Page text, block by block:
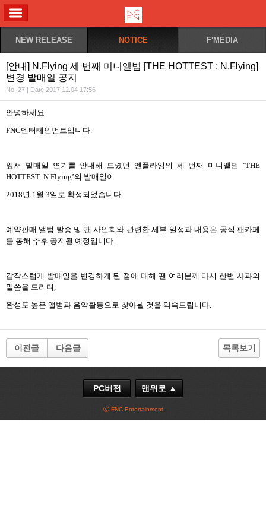
NEW RELEASE NOTICE F'MEDIA
[안내] N.Flying 세 번째 미니앨범 [THE HOTTEST : N.Flying]
변경 발매일 공지
No. 27 | Date 2017.12.04 17:56
안녕하세요
FNC엔터테인먼트입니다
앞서 발매일 연기를 안내해 드렸던 엔플라잉의 세 번째 미니앨범
‘THE
HOTTEST: N.Flying’의 발매일이
2018년 1 월 3일로 확정되었습니다
예약판매 앨범 발송 및 팬 사인회와 관련한 세부 일정과 내용은 공식 팬카페
를 통해 추후 공지될 예정입니다
갑작스럽게 발매일을 변경하게 된 점에 대해 팬 여러분께 다시 한번 사과의
말씀을 드리며,
완성도 높은 앨범과 음악활동으로 찾아뵐 것을 약속드립니다
이전글 다음글 목록보기
PC버전 맨위로 ▲
ⓒ FNC Entertainment